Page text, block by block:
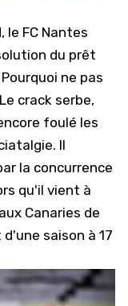
le FC Nantes
du prêt
ne pas
crack serbe,
foulé les
Il
la concurrence
qu'il vient à
Canaries de
saison à 17